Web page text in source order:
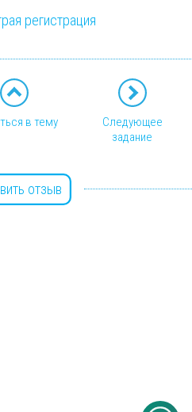
регистрация
в тему
Следующее
задание
отзыв